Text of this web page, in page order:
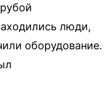
люди,
оборудование.